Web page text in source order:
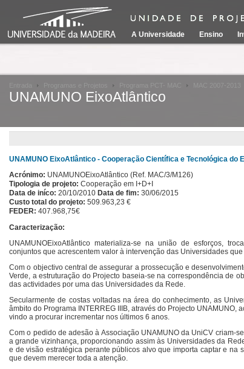
A Universidade Ensino
Entrada Programas e Projetos Programa PCT- MAC MAC 2007-2013
UNAMUNO EixoAtlântico
UNAMUNO EixoAtlântico - Cooperação Científica e Tecnológica do
Acrónimo: UNAMUNOEixoAtlântico (Ref. MAC/3/M126)
Tipologia de projeto: Cooperação em I+D+I
Data de iníco: 20/10/2010 Data de fim: 30/06/2015
Custo total do projeto: 509.963,23 €
FEDER: 407.968,75€
Caracterização:
UNAMUNOEixoAtlântico materializa-se na união de esforços,
conjuntos que acrescentem valor à intervenção das Universidades
Com o objectivo central de assegurar a prossecução e
Verde, a estruturação do Projecto baseia-se na correspondência de
das actividades por uma das Universidades da Rede.
Secularmente de costas voltadas na área do conhecimento, as
âmbito do Programa INTERREG IIIB, através do Projecto
vindo a procurar incrementar nos últimos 6 anos.
Com o pedido de adesão à Associação UNAMUNO da UniCV criam-
a grande vizinhança, proporcionando assim às Universidades da
e de visão estratégica perante públicos alvo que importa captar e
que devem merecer toda a atenção.